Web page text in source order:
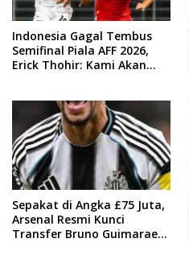
Indonesia Gagal Tembus
Semifinal Piala AFF 2026,
Erick Thohir: Kami Akan
Sepakat di Angka £75 Juta,
Arsenal Resmi Kunci
Transfer Bruno Guimaraes